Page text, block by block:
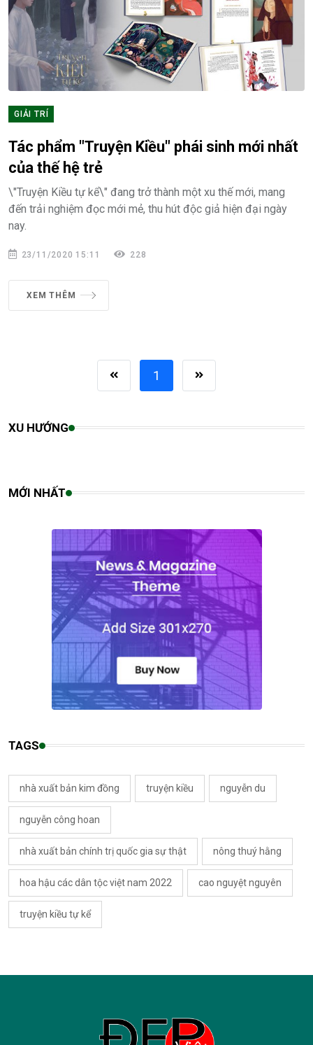
GIẢI TRÍ
Tác phẩm "Truyện Kiều" phái sinh mới nhất
của thế hệ trẻ
\"Truyện Kiều tự kể\" đang trở thành một xu thế mới, mang
đến trải nghiệm đọc mới mẻ, thu hút độc giả hiện đại ngày
nay.
23/11/2020 15:11 228
XEM THÊM
1
XU HƯỚNG
MỚI NHẤT
TAGS
nhà xuất bản kim đồng truyện kiều nguyễn du
nguyễn công hoan
nhà xuất bản chính trị quốc gia sự thật nông thuý hằng
hoa hậu các dân tộc việt nam 2022 cao nguyệt nguyên
truyện kiều tự kể